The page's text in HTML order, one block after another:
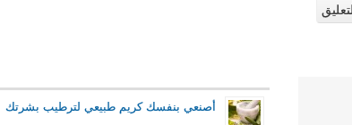
أصنعي بنفسك كريم طبيعي لترطيب بشرتك